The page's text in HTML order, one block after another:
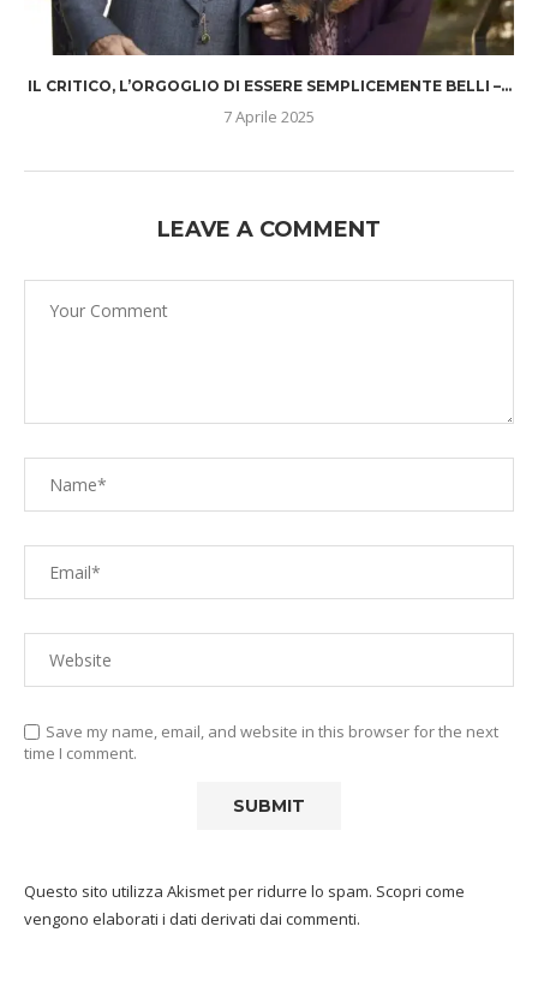
IL CRITICO, L’ORGOGLIO DI ESSERE SEMPLICEMENTE BELLI –...
7 Aprile 2025
LEAVE A COMMENT
Save my name, email, and website in this browser for the next
time I comment.
Questo sito utilizza Akismet per ridurre lo spam. Scopri come
vengono elaborati i dati derivati dai commenti.